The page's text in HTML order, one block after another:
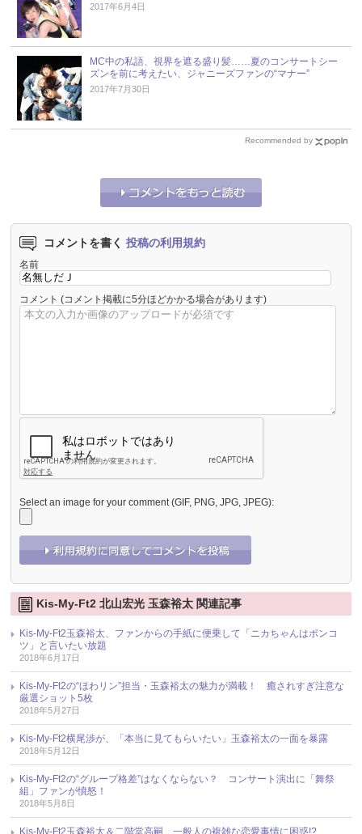
2017年6月4日
MC中の私語、視界を遮る盛り髪……夏のコンサートシー
ズンを前に考えたい、ジャニーズファンの“マナー”
2017年7月30日
Recommended by
コメントを書く 投稿の利用規約
名前
コメント (コメント掲載に5分ほどかかる場合があります)
Select an image for your comment (GIF, PNG, JPG, JPEG):
Kis-My-Ft2 北山宏光 玉森裕太 関連記事
Kis-My-Ft2玉森裕太、ファンからの手紙に便乗して「ニカちゃんはポンコ
ツ」と言いたい放題
2018年6月17日
Kis-My-Ft2の“ほわリン”担当・玉森裕太の魅力が満載！ 癒されすぎ注意な
厳選ショット5枚
2018年5月27日
Kis-My-Ft2横尾渉が、「本当に見てもらいたい」玉森裕太の一面を暴露
2018年5月12日
Kis-My-Ft2の“グループ格差”はなくならない？ コンサート演出に「舞祭
組」ファンが憤怒！
2018年5月8日
Kis-My-Ft2玉森裕太＆二階堂高嗣、一般人の複雑な恋愛事情に困惑!?